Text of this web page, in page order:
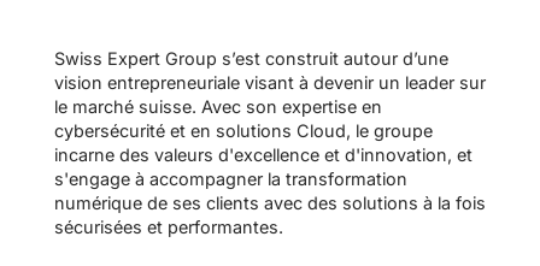
Swiss Expert Group s’est construit autour d’une
vision entrepreneuriale visant à devenir un leader sur
le marché suisse. Avec son expertise en
cybersécurité et en solutions Cloud, le groupe
incarne des valeurs d'excellence et d'innovation, et
s'engage à accompagner la transformation
numérique de ses clients avec des solutions à la fois
sécurisées et performantes.